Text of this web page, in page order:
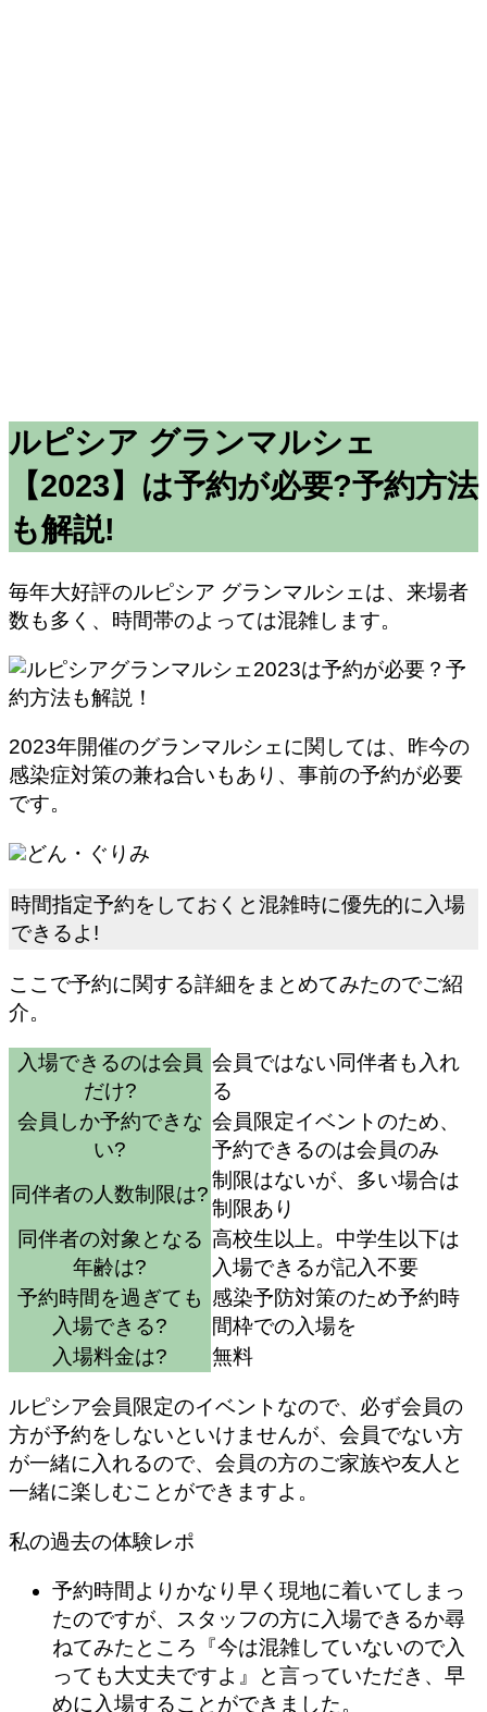
ルピシア グランマルシェ
【2023】は予約が必要?予約方法
も解説!
毎年大好評のルピシア グランマルシェは、来場者
数も多く、時間帯のよっては混雑します。
2023年開催のグランマルシェに関しては、昨今の
感染症対策の兼ね合いもあり、 事前の予約が必要
です。
どん・ぐりみ
時間指定予約をしておくと混雑時に優先的に入場
できるよ!
ここで予約に関する詳細をまとめてみたのでご紹
介。
入場できるのは会員
だけ?
会員ではない同伴者も入れ
る
会員しか予約できな
い?
会員限定イベントのため、
予約できるのは会員のみ
同伴者の人数制限は?
制限はないが、多い場合は
制限あり
同伴者の対象となる
年齢は?
高校生以上。中学生以下は
入場できるが記入不要
予約時間を過ぎても
入場できる?
感染予防対策のため予約時
間枠での入場を
入場料金は?
無料
ルピシア会員限定のイベントなので、必ず会員の
方が予約をしないといけませんが、会員でない方
が一緒に入れるので、会員の方のご家族や友人と
一緒に楽しむことができますよ。
私の過去の体験レポ
予約時間よりかなり早く現地に着いてしまっ
たのですが、スタッフの方に入場できるか尋
ねてみたところ『今は混雑していないので入
っても大丈夫ですよ』と言っていただき、早
めに入場することができました。